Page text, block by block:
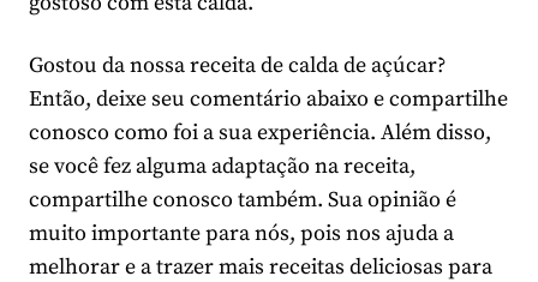
Gostou da nossa receita de calda de açúcar?
Então, deixe seu comentário abaixo e compartilhe
conosco como foi a sua experiência. Além disso,
se você fez alguma adaptação na receita,
compartilhe conosco também. Sua opinião é
muito importante para nós, pois nos ajuda a
melhorar e a trazer mais receitas deliciosas para